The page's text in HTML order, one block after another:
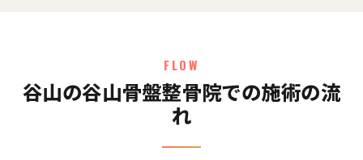
FLOW
谷山の谷山骨盤整骨院での施術の流
れ